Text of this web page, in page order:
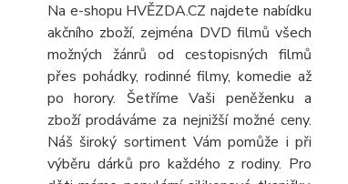
Na e-shopu HVĚZDA.CZ najdete nabídku
akčního zboží, zejména DVD filmů všech
možných žánrů od cestopisných filmů
přes pohádky, rodinné filmy, komedie až
po horory. Šetříme Vaši peněženku a
zboží prodáváme za nejnižší možné ceny.
Náš široký sortiment Vám pomůže i při
výběru dárků pro každého z rodiny. Pro